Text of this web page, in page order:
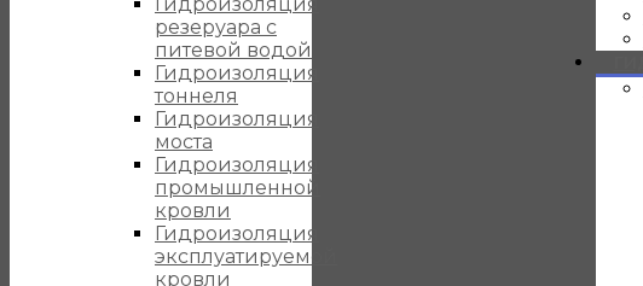
резеруара с
питевой водой
Гидроизоляция
тоннеля
Гидроизоляция
моста
Гидроизоляция
промышленной
кровли
Гидроизоляция
эксплуатируемой
кровли